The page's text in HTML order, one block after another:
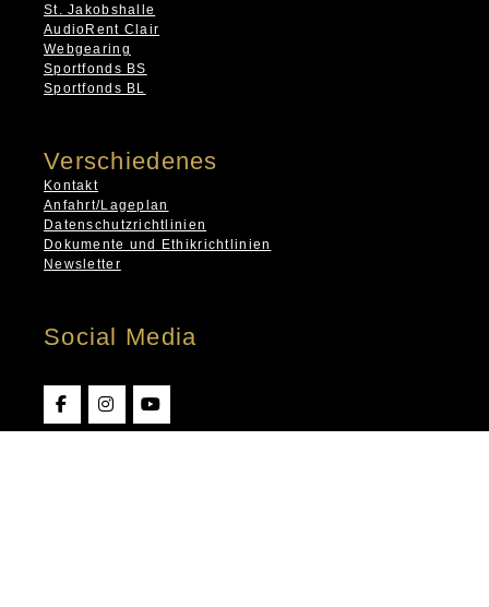
St. Jakobshalle
AudioRent Clair
Webgearing
Sportfonds BS
Sportfonds BL
Verschiedenes
Kontakt
Anfahrt/Lageplan
Datenschutzrichtlinien
Dokumente und Ethikrichtlinien
Newsletter
Social Media